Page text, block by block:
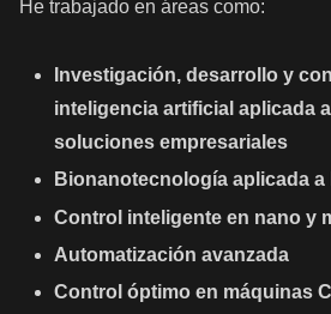
He trabajado en áreas como:
Investigación, desarrollo y
inteligencia artificial aplicada
soluciones empresariales
Bionanotecnología aplicada a
Control inteligente en nano y
Automatización avanzada
Control óptimo en máquinas